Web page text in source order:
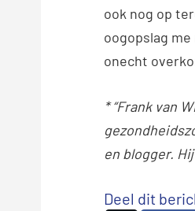
ook nog op
oogopslag
onecht
* “Frank van
en blogger.
Deel dit